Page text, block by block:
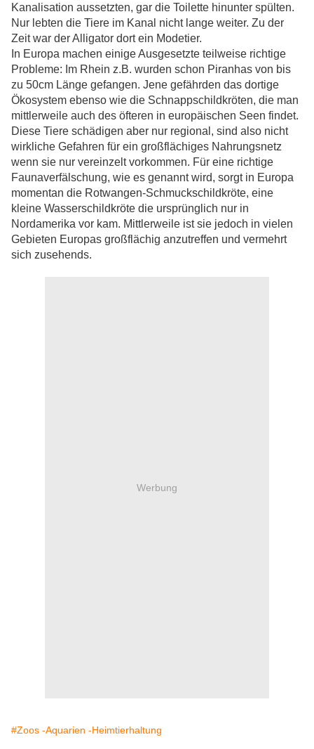
Kanalisation aussetzten, gar die Toilette hinunter spülten.
Nur lebten die Tiere im Kanal nicht lange weiter. Zu der
Zeit war der Alligator dort ein Modetier.
In Europa machen einige Ausgesetzte teilweise richtige
Probleme: Im Rhein z.B. wurden schon Piranhas von bis
zu 50cm Länge gefangen. Jene gefährden das dortige
Ökosystem ebenso wie die Schnappschildkröten, die man
mittlerweile auch des öfteren in europäischen Seen findet.
Diese Tiere schädigen aber nur regional, sind also nicht
wirkliche Gefahren für ein großflächiges Nahrungsnetz
wenn sie nur vereinzelt vorkommen. Für eine richtige
Faunaverfälschung, wie es genannt wird, sorgt in Europa
momentan die Rotwangen-Schmuckschildkröte, eine
kleine Wasserschildkröte die ursprünglich nur in
Nordamerika vor kam. Mittlerweile ist sie jedoch in vielen
Gebieten Europas großflächig anzutreffen und vermehrt
sich zusehends.
Werbung
#Zoos -Aquarien -Heimtierhaltung